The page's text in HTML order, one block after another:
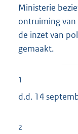
Ministerie
ontruiming van
de inzet van
gemaakt.
1
d.d. 14
2